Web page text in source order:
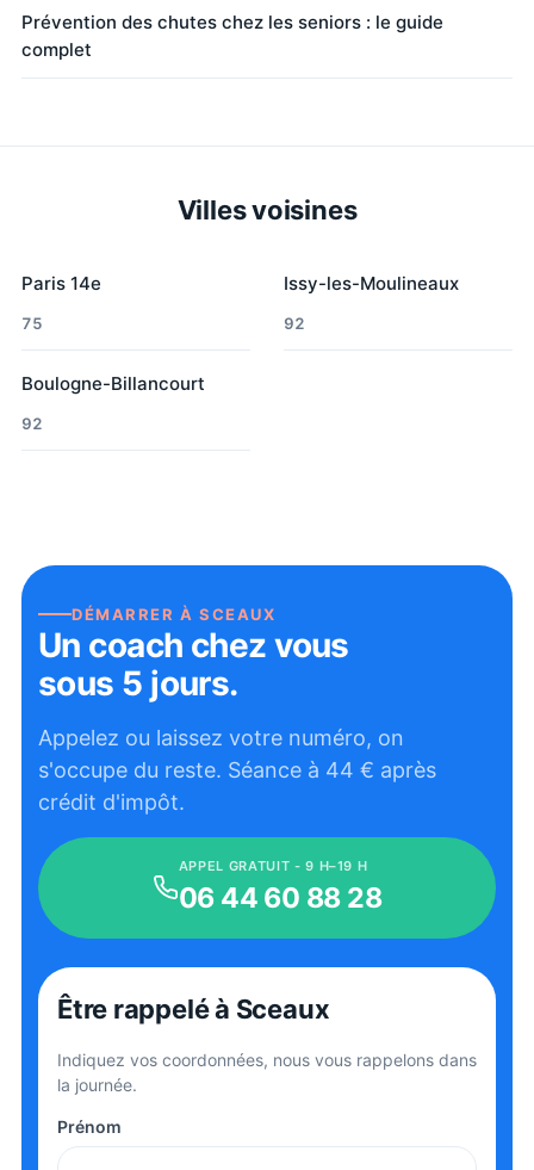
Prévention des chutes chez les seniors : le guide
complet
Villes voisines
Paris 14e
75
Issy-les-Moulineaux
92
Boulogne-Billancourt
92
DÉMARRER ÀSCEAUX
Un coach chez vous
sous 5 jours.
Appelez ou laissez votre numéro, on
s'occupe du reste. Séance à 44 € après
crédit d'impôt.
APPEL GRATUIT - 9 H–19 H
06 44 60 88 28
Être rappeléà Sceaux
Indiquez vos coordonnées, nous vous rappelons dans
la journée.
Prénom